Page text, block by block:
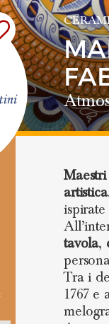
artistica
tavola,
Tra i
1767